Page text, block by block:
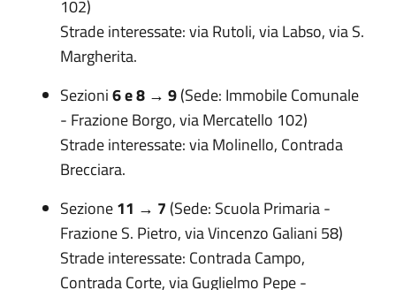
102)
Strade interessate: via Rutoli, via Labso, via S.
Margherita.
Sezioni6 e 8 → 9(Sede: Immobile Comunale
- Frazione Borgo, via Mercatello 102)
Strade interessate: via Molinello, Contrada
Brecciara.
Sezione11 → 7 (Sede: Scuola Primaria -
Frazione S. Pietro, via Vincenzo Galiani 58)
Strade interessate: Contrada Campo,
Contrada Corte, via Guglielmo Pepe -